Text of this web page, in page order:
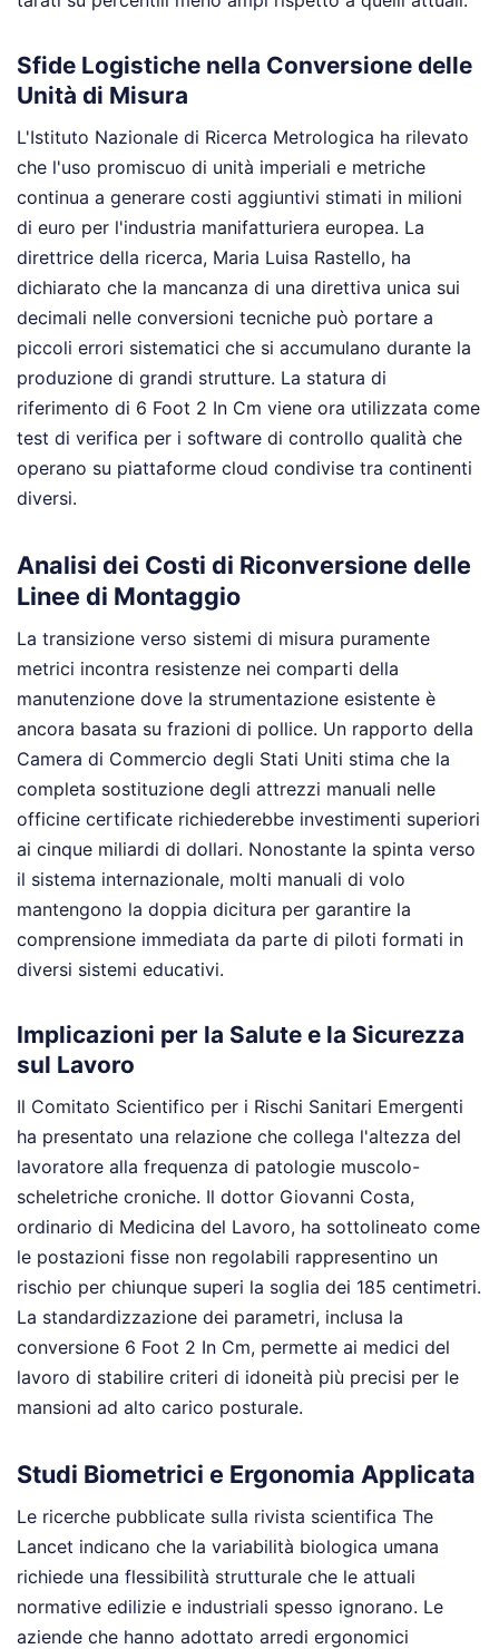
Sfide Logistiche nella Conversione delle
Unità di Misura
L'Istituto Nazionale di Ricerca Metrologica ha rilevato
che l'uso promiscuo di unità imperiali e metriche
continua a generare costi aggiuntivi stimati in milioni
di euro per l'industria manifatturiera europea. La
direttrice della ricerca, Maria Luisa Rastello, ha
dichiarato che la mancanza di una direttiva unica sui
decimali nelle conversioni tecniche può portare a
piccoli errori sistematici che si accumulano durante la
produzione di grandi strutture. La statura di
riferimento di 6 Foot 2 In Cm viene ora utilizzata come
test di verifica per i software di controllo qualità che
operano su piattaforme cloud condivise tra continenti
diversi.
Analisi dei Costi di Riconversione delle
Linee di Montaggio
La transizione verso sistemi di misura puramente
metrici incontra resistenze nei comparti della
manutenzione dove la strumentazione esistente è
ancora basata su frazioni di pollice. Un rapporto della
Camera di Commercio degli Stati Uniti stima che la
completa sostituzione degli attrezzi manuali nelle
officine certificate richiederebbe investimenti superiori
ai cinque miliardi di dollari. Nonostante la spinta verso
il sistema internazionale, molti manuali di volo
mantengono la doppia dicitura per garantire la
comprensione immediata da parte di piloti formati in
diversi sistemi educativi.
Implicazioni per la Salute e la Sicurezza
sul Lavoro
Il Comitato Scientifico per i Rischi Sanitari Emergenti
ha presentato una relazione che collega l'altezza del
lavoratore alla frequenza di patologie muscolo-
scheletriche croniche. Il dottor Giovanni Costa,
ordinario di Medicina del Lavoro, ha sottolineato come
le postazioni fisse non regolabili rappresentino un
rischio per chiunque superi la soglia dei 185 centimetri.
La standardizzazione dei parametri, inclusa la
conversione 6 Foot 2 In Cm, permette ai medici del
lavoro di stabilire criteri di idoneità più precisi per le
mansioni ad alto carico posturale.
Studi Biometrici e Ergonomia Applicata
Le ricerche pubblicate sulla rivista scientifica The
Lancet indicano che la variabilità biologica umana
richiede una flessibilità strutturale che le attuali
normative edilizie e industriali spesso ignorano. Le
aziende che hanno adottato arredi ergonomici